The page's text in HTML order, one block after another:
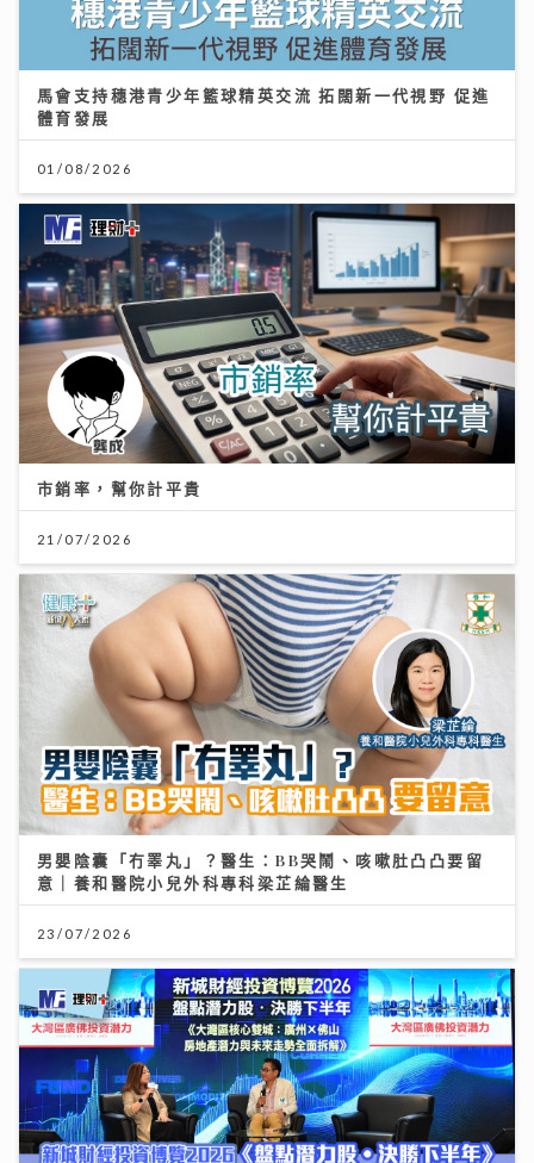
馬會支持穗港青少年籃球精英交流 拓闊新一代視野 促進
體育發展
01/08/2026
市銷率，幫你計平貴
21/07/2026
男嬰陰囊「冇睪丸」？醫生：BB哭鬧、咳嗽肚凸凸要留
意｜養和醫院小兒外科專科梁芷綸醫生
23/07/2026